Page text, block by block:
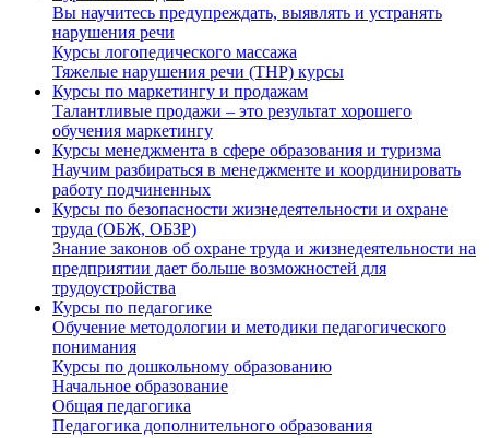
Вы научитесь предупреждать, выявлять и устранять
нарушения речи
Курсы логопедического массажа
Тяжелые нарушения речи (ТНР) курсы
Курсы по маркетингу и продажам
Талантливые продажи – это результат хорошего
обучения маркетингу
Курсы менеджмента в сфере образования и туризма
Научим разбираться в менеджменте и координировать
работу подчиненных
Курсы по безопасности жизнедеятельности и охране
труда (ОБЖ, ОБЗР)
Знание законов об охране труда и жизнедеятельности на
предприятии дает больше возможностей для
трудоустройства
Курсы по педагогике
Обучение методологии и методики педагогического
понимания
Курсы по дошкольному образованию
Начальное образование
Общая педагогика
Педагогика дополнительного образования